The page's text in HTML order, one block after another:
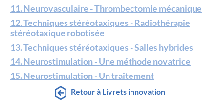
11. Neurovasculaire - Thrombectomie mécanique
12. Techniques stéréotaxiques - Radiothérapie
stéréotaxique robotisée
13. Techniques stéréotaxiques - Salles hybrides
14. Neurostimulation - Une méthode novatrice
15. Neurostimulation - Un traitement
Retour à Livrets innovation